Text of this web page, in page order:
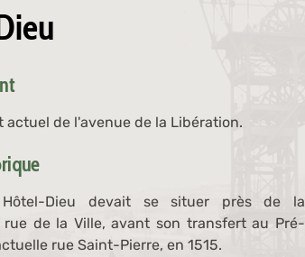
actuel de l'avenue de la Libération.
Dieu devait se situer près de la
rue de la Ville, avant son transfert au Pré-
rue Saint-Pierre, en 1515.